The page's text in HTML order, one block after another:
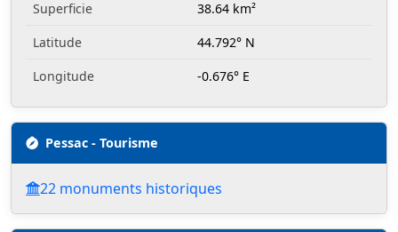
Superficie
38.64 km²
Latitude
44.792° N
Longitude
-0.676° E
Pessac - Tourisme
22 monuments historiques